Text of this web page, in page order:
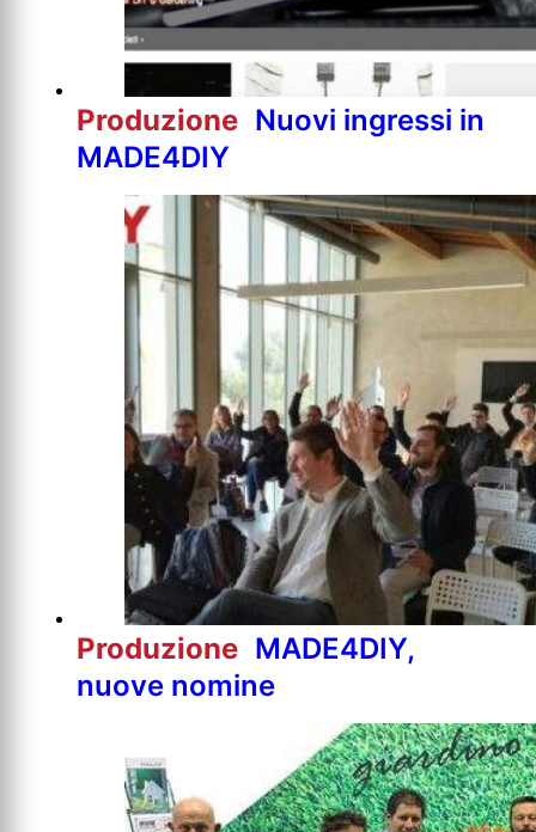
Produzione Nuovi ingressi in
MADE4DIY
Produzione MADE4DIY,
nuove nomine